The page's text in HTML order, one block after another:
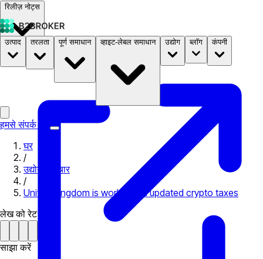
रिलीज़ नोट्स
दस्तावेज़ मूल्य निर्धारणB2STORE
उत्पाद तरलता पूर्ण समाधान व्हाइट-लेबल समाधान उद्योग ब्लॉग कंपनी
हमसे संपर्क करें
घर
/
उद्योग समाचार
/
United Kingdom is working on updated crypto taxes
लेख को रेट करें
साझा करें